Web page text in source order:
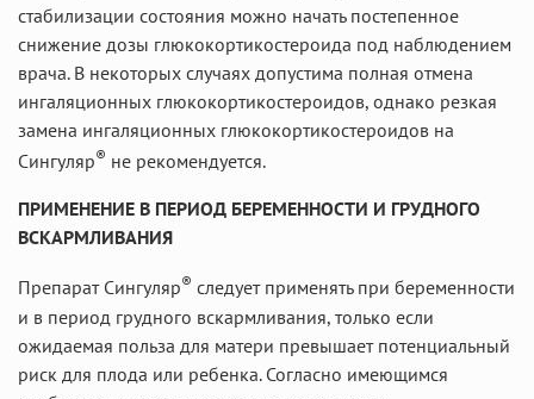
стабилизации состояния можно начать постепенное
снижение дозы глюкокортикостероида под наблюдением
врача. В некоторых случаях допустима полная отмена
ингаляционных глюкокортикостероидов, однако резкая
замена ингаляционных глюкокортикостероидов на
Сингуляр® не рекомендуется.
ПРИМЕНЕНИЕ В ПЕРИОД БЕРЕМЕННОСТИ И ГРУДНОГО
ВСКАРМЛИВАНИЯ
Препарат Сингуляр® следует применять при беременности
и в период грудного вскармливания, только если
ожидаемая польза для матери превышает потенциальный
риск для плода или ребенка. Согласно имеющимся